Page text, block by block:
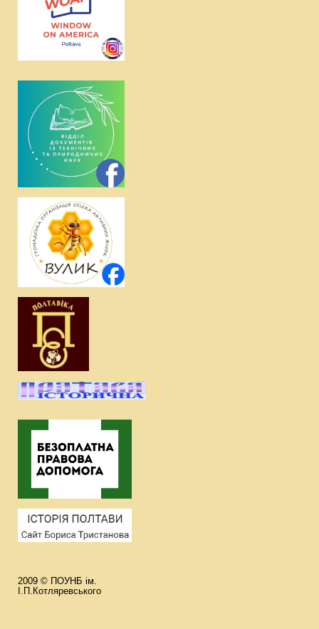
2009 © ПОУНБ ім.
І.П.Котляревського